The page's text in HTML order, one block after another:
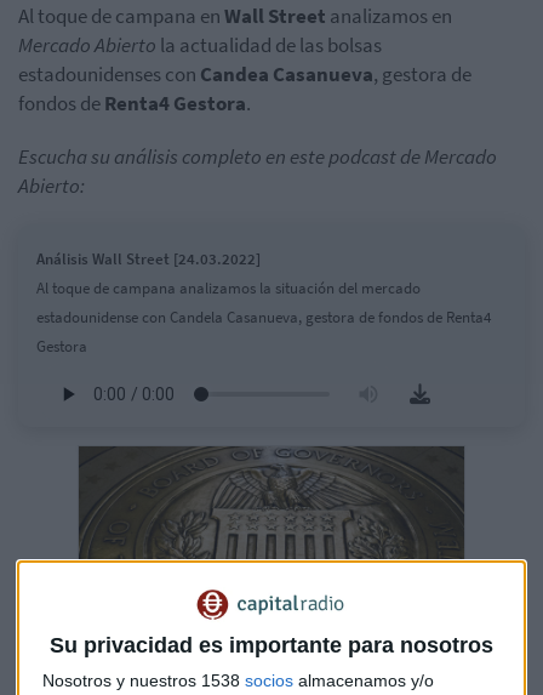
Su privacidad es importante para nosotros
Nosotros y nuestros 1538 socios almacenamos y/o
Al toque de campana enWallStreet analizamos en
Mercado Abierto la actualidad de las bolsas
estadounidenses con Candea Casanueva, gestora de
fondos deRenta4 Gestora.
Escucha su análisis completo en este podcast de Mercado
Abierto:
Análisis Wall Street [24.03.2022]
Al toque de campana analizamos la situación del mercado
estadounidense con Candela Casanueva, gestora de fondos de Renta4
Gestora